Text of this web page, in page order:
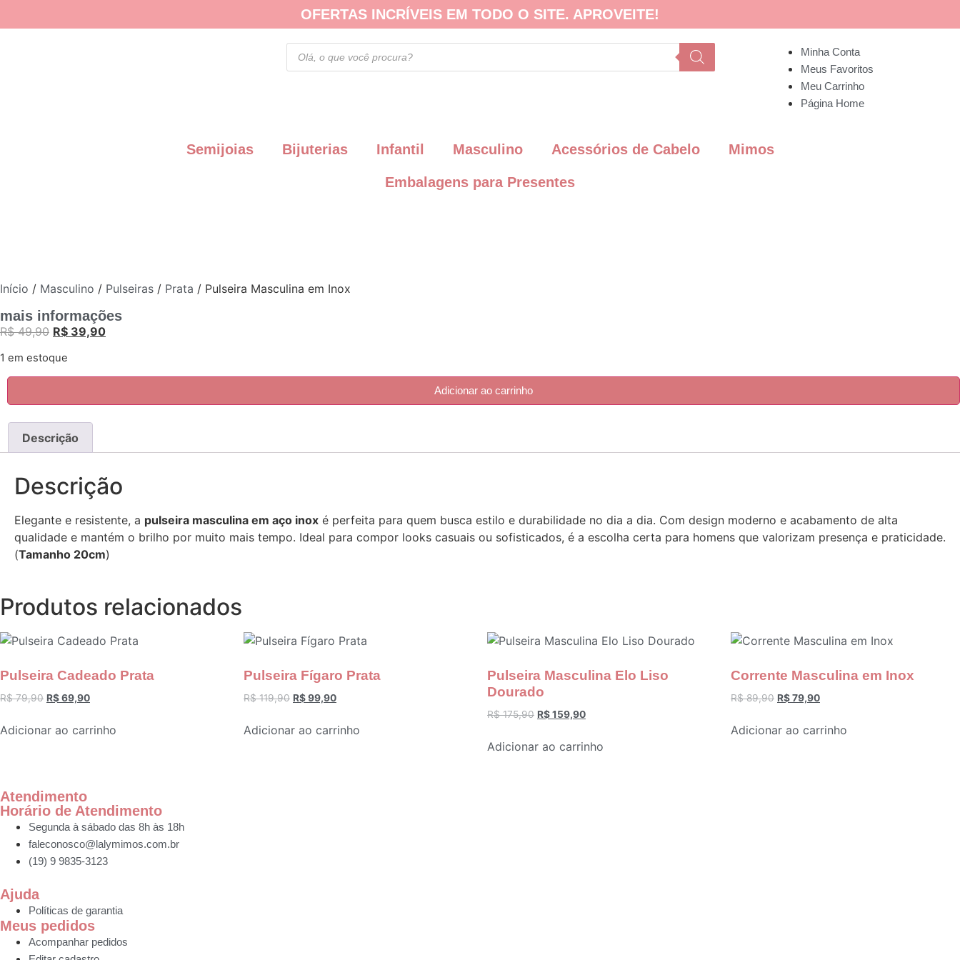
OFERTAS INCRÍVEIS EM TODO O SITE. APROVEITE!
Minha Conta
Meus Favoritos
Meu Carrinho
Página Home
Semijoias Bijuterias Infantil Masculino Acessórios de Cabelo Mimos
Embalagens para Presentes
Início / Masculino / Pulseiras / Prata / Pulseira Masculina em Inox
mais informações
R$49,90 R$ 39,90
1 em estoque
Adicionar ao carrinho
Descrição
Descrição
Elegante e resistente, a pulseira masculina em aço inox é perfeita para quem busca estilo e durabilidade no dia a dia. Com design moderno e acabamento de alta
qualidade e mantém o brilho por muito mais tempo. Ideal para compor looks casuais ou sofisticados, é a escolha certa para homens que valorizam presença e praticidade.
(Tamanho 20cm)
Produtos relacionados
Pulseira Cadeado Prata
R$79,90 R$69,90
Adicionar ao carrinho
Pulseira Fígaro Prata
R$119,90 R$99,90
Adicionar ao carrinho
Pulseira Masculina Elo Liso
Dourado
R$175,90 R$159,90
Adicionar ao carrinho
Corrente Masculina em Inox
R$89,90 R$79,90
Adicionar ao carrinho
Atendimento
Horário de Atendimento
Segunda à sábado das 8h às 18h
faleconosco@lalymimos.com.br
(19) 9 9835-3123
Ajuda
Políticas de garantia
Meus pedidos
Acompanhar pedidos